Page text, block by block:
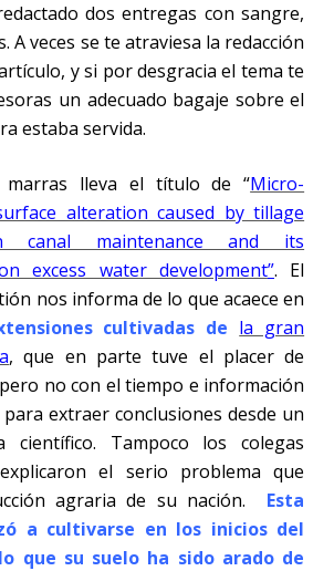
dos entregas con sangre,
A veces se te atraviesa la redacción
y si por desgracia el tema te
un adecuado bagaje sobre el
estaba servida.
marras lleva el título de “Micro-
alteration caused by tillage
canal maintenance and its
excess water development”. El
nos informa de lo que acaece en
cultivadas de la gran
, que en parte tuve el placer de
no con el tiempo e información
extraer conclusiones desde un
científico. Tampoco los colegas
el serio problema que
agraria de su nación. Esta
a cultivarse en los inicios del
que su suelo ha sido arado de